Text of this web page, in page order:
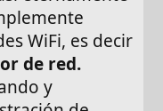
WiFi, es decir
de red.
y